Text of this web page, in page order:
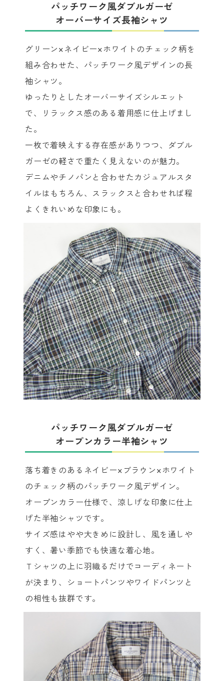
パッチワーク風ダブルガーゼ
オーバーサイズ長袖シャツ
グリーン×ネイビー×ホワイトのチェック柄を
組み合わせた、パッチワーク風デザインの長
袖シャツ。
ゆったりとしたオーバーサイズシルエット
で、リラックス感のある着用感に仕上げまし
た。
一枚で着映えする存在感がありつつ、ダブル
ガーゼの軽さで重たく見えないのが魅力。
デニムやチノパンと合わせたカジュアルスタ
イルはもちろん、スラックスと合わせれば程
よくきれいめな印象にも。
パッチワーク風ダブルガーゼ
オープンカラー半袖シャツ
落ち着きのあるネイビー×ブラウン×ホワイト
のチェック柄のパッチワーク風デザイン。
オープンカラー仕様で、涼しげな印象に仕上
げた半袖シャツです。
サイズ感はやや大きめに設計し、風を通しや
すく、暑い季節でも快適な着心地。
Ｔシャツの上に羽織るだけでコーディネート
が決まり、ショートパンツやワイドパンツと
の相性も抜群です。